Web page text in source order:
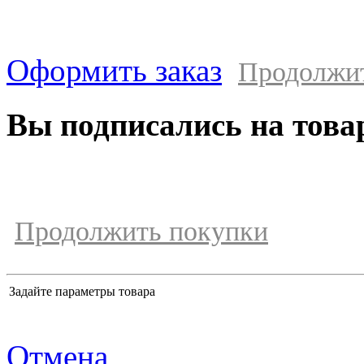
Оформить заказ
Вы подписались на
Продолжить покупки
Задайте параметры товара
Отмена